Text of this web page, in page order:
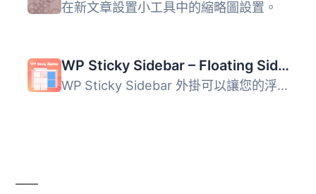
在新文章設置小工具中的縮略圖設置。
WP Sticky Sidebar – Floating Sidebar On Scroll for Any Theme
WP Sticky Sidebar 外掛可以讓您的浮動側邊欄一直顯示，當使...